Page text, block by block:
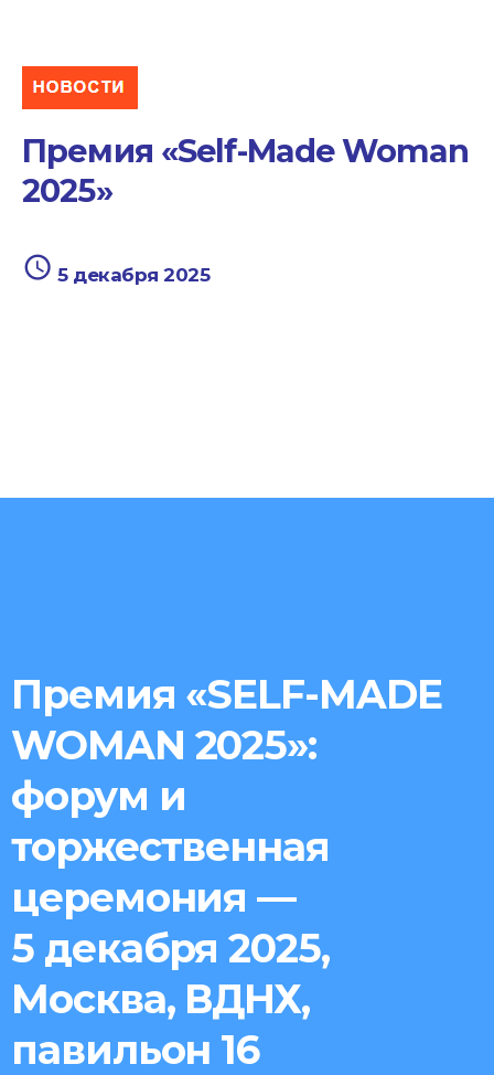
Премия «Self-Made Woman
2025»
5 декабря 2025
Премия «SELF-MADE
WOMAN 2025»:
форум и
торжественная
церемония —
5 декабря 2025,
Москва, ВДНХ,
павильон 16
Automatic
CTA
Buttons